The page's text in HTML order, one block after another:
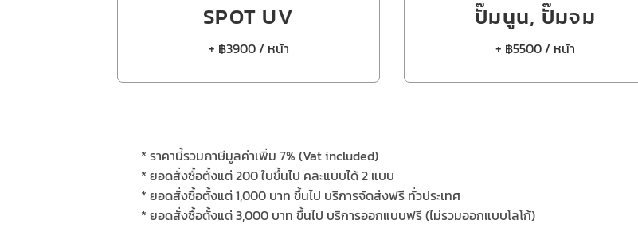
SPOT UV
+ ฿3900 / หน้า
ปั๊มนูน, ปั๊มจม
+ ฿5500 / หน้า
* ราคานี้รวมภาษีมูลค่าเพิ่ม 7% (Vat included)
* ยอดสั่งซื้อตั้งแต่ 200 ใบขึ้นไป คละแบบได้ 2 แบบ
* ยอดสั่งซื้อตั้งแต่1,000 บาท ขึ้นไป บริการจัดส่งฟรี ทั่วประเทศ
* ยอดสั่งซื้อตั้งแต่3,000 บาท ขึ้นไป บริการออกแบบฟรี(ไม่รวมออกแบบโลโก้)